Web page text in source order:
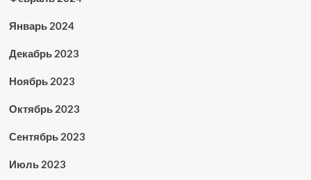
Январь 2024
Декабрь 2023
Ноябрь 2023
Октябрь 2023
Сентябрь 2023
Июль 2023